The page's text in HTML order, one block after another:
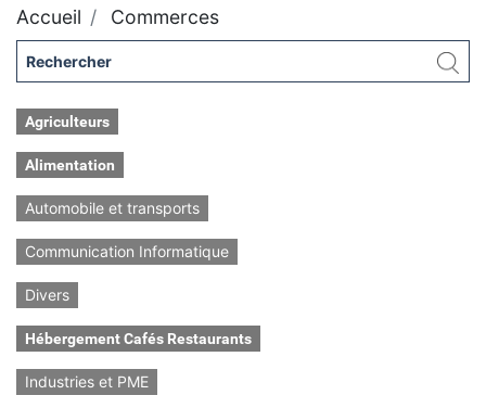
Accueil Commerces
Agriculteurs
Alimentation
Automobile et transports
Communication Informatique
Divers
Hébergement Cafés Restaurants
Industries et PME